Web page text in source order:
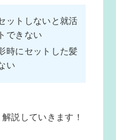
ットしないと就活
できない
時にセットした髪
い
説していきます！